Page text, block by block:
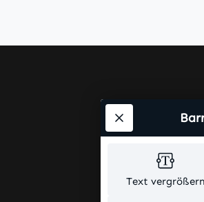
Text vergrößern